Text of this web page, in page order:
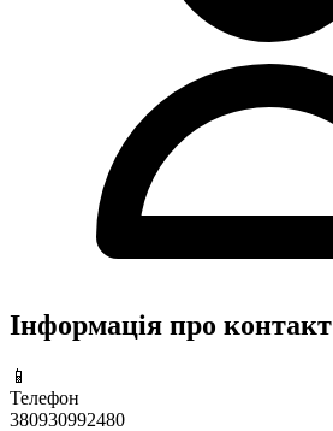
Інформація про контакт
📱
Телефон
380930992480